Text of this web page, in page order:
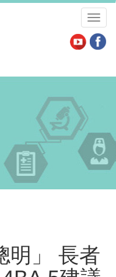
明」 長者